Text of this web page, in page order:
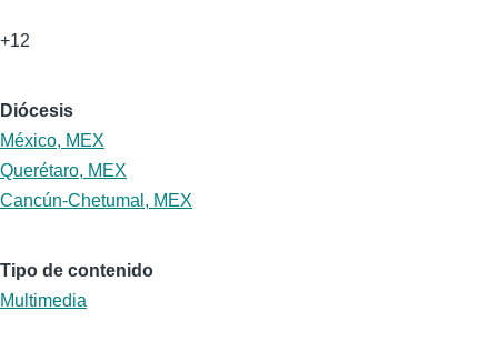
Edad
+12
Diócesis
México, MEX
Querétaro, MEX
Cancún-Chetumal, MEX
Tipo de contenido
Multimedia